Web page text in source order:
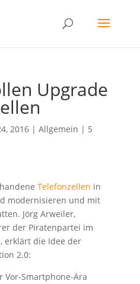
Upgrade
2016| Allgemein | 5
Telefonzellen in
modernisieren und mit
Jörg Arweiler,
der Piratenpartei im
erklärt die Idee der
2.0:
Vor-Smartphone-Ära